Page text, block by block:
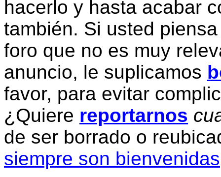
hacerlo y hasta acabar
también. Si usted
foro que no es muy
anuncio, le suplicamos
favor, para evitar
¿Quiere reportarnos
de ser borrado o
siempre son bienvenidas